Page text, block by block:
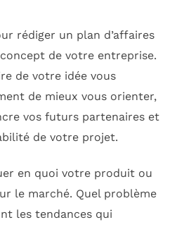
rédiger un plan d’affaires
de votre entreprise.
de votre idée vous
de mieux vous orienter,
vos futurs partenaires et
de votre projet.
en quoi votre produit ou
le marché. Quel problème
les tendances qui